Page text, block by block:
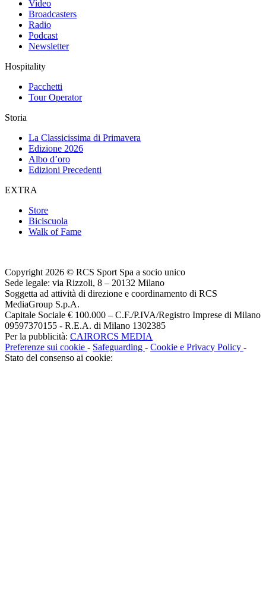
Video
Broadcasters
Radio
Podcast
Newsletter
Hospitality
Pacchetti
Tour Operator
Storia
La Classicissima di Primavera
Edizione 2026
Albo d’oro
Edizioni Precedenti
EXTRA
Store
Biciscuola
Walk of Fame
Copyright 2026 © RCS Sport Spa a socio unico
Sede legale: via Rizzoli, 8 – 20132 Milano
Soggetta ad attività di direzione e coordinamento di RCS
MediaGroup S.p.A.
Capitale Sociale € 100.000 – C.F./P.IVA/Registro Imprese di Milano
09597370155 - R.E.A. di Milano 1302385
Per la pubblicità: CAIRORCS MEDIA
Preferenze sui cookie - Safeguarding - Cookie e Privacy Policy -
Stato del consenso ai cookie: